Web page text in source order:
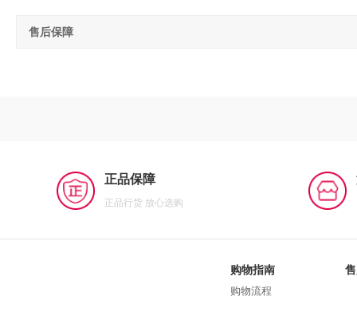
售后保障
正品保障
正品行货 放心选购
购物指南
购物流程